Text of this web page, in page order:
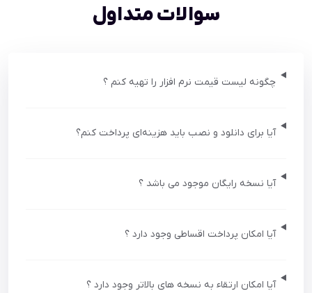
سوالات متداول
چگونه لیست قیمت نرم افزار را تهیه کنم ؟
آیا برای دانلود و نصب باید هزینه‌ای پرداخت کنم؟
آیا نسخه رایگان موجود می باشد ؟
آیا امکان پرداخت اقساطی وجود دارد ؟
آیا امکان ارتقاء به نسخه های بالاتر وجود دارد ؟